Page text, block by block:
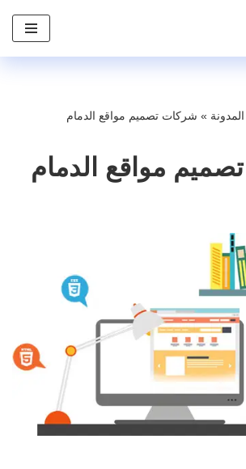
المدونة » شركات تصميم مواقع الدمام
مواقع الدمام